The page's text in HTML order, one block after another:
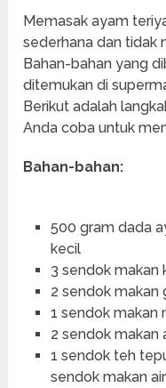
Memasak ayam
sederhana dan tidak
Bahan-bahan yang
ditemukan di
Berikut adalah
Anda coba untuk
Bahan-bahan:
500 gram dada
kecil
3 sendok makan
2 sendok makan
1 sendok makan
2 sendok makan
1 sendok teh
sendok makan air